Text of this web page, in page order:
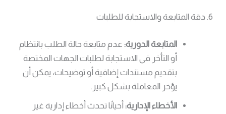
6. دقة المتابعة والاستجابة للطلبات
المتابعة الدورية: عدم متابعة حالة الطلب بانتظام
أو التأخر في الاستجابة لطلبات الجهات المختصة
بتقديم مستندات إضافية أو توضيحات، يمكن أن
يؤخر المعاملة بشكل كبير.
الأخطاء الإدارية: أحيانًا تحدث أخطاء إدارية غير